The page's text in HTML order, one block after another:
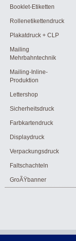
Booklet-Etiketten
Rollenetikettendruck
Plakatdruck + CLP
Mailing
Mehrbahntechnik
Mailing-Inline-
Produktion
Lettershop
Sicherheitsdruck
Farbkartendruck
Displaydruck
Verpackungsdruck
Faltschachteln
GroÃŸbanner